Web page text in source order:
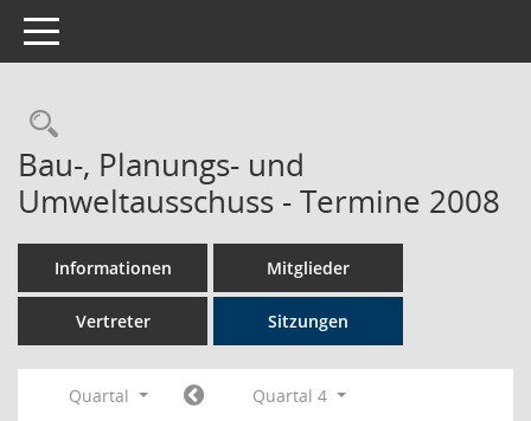
Toggle navigation
Rechercheauswahl
Bau-, Planungs- und
Umweltausschuss - Termine 2008
Informationen Mitglieder
Vertreter Sitzungen
Quartal
Quartal 4